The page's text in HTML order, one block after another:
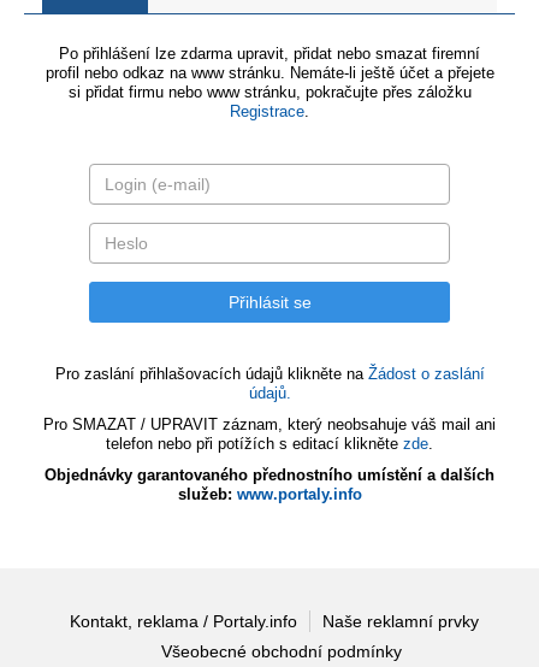
Po přihlášení lze zdarma upravit, přidat nebo smazat firemní
profil nebo odkaz na www stránku. Nemáte-li ještě účet a přejete
si přidat firmu nebo www stránku, pokračujte přes záložku
Registrace.
Pro zaslání přihlašovacích údajů klikněte na Žádost o zaslání
údajů.
Pro SMAZAT / UPRAVIT záznam, který neobsahuje váš mail ani
telefon nebo při potížích s editací klikněte zde.
Objednávky garantovaného přednostního umístění a dalších
služeb: www.portaly.info
Kontakt, reklama / Portaly.info
Naše reklamní prvky
Všeobecné obchodní podmínky